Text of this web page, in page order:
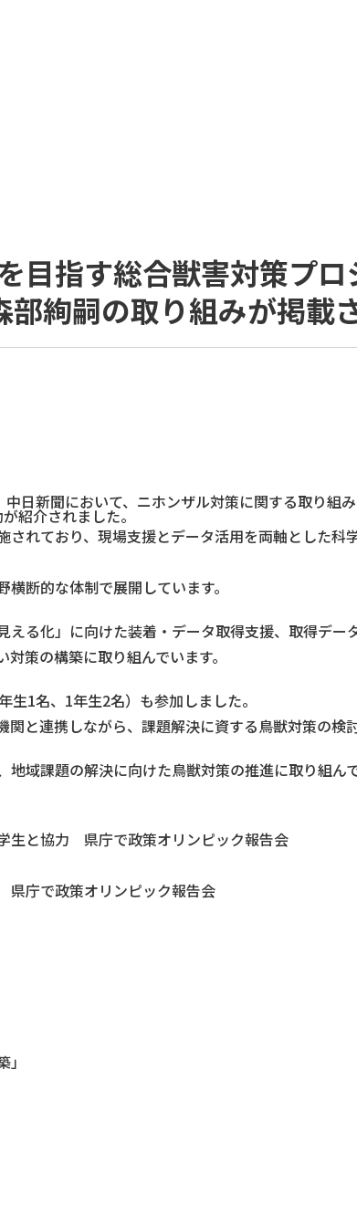
目指す総合獣害対策プ
絢嗣の取り組みが掲載
日新聞において、ニホンザル対策に関する取り組
紹介されました。
れており、現場支援とデータ活用を両軸とした科
断的な体制で展開しています。
る化」に向けた装着・データ取得支援、取得デ
策の構築に取り組んでいます。
1名、1年生2名）も参加しました。
と連携しながら、課題解決に資する鳥獣対策の検
域課題の解決に向けた鳥獣対策の推進に取り組んで
生と協力 県庁で政策オリンピック報告会
県庁で政策オリンピック報告会